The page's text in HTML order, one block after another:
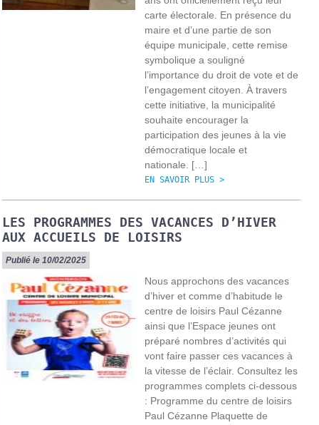
carte électorale. En présence du
maire et d’une partie de son
équipe municipale, cette remise
symbolique a souligné
l’importance du droit de vote et de
l’engagement citoyen. À travers
cette initiative, la municipalité
souhaite encourager la
participation des jeunes à la vie
démocratique locale et
nationale. […]
EN SAVOIR PLUS >
LES PROGRAMMES DES VACANCES D’HIVER
AUX ACCUEILS DE LOISIRS
Publié le 10/02/2025
Nous approchons des vacances
d’hiver et comme d’habitude le
centre de loisirs Paul Cézanne
ainsi que l’Espace jeunes ont
préparé nombres d’activités qui
vont faire passer ces vacances à
la vitesse de l’éclair. Consultez les
programmes complets ci-dessous
: Programme du centre de loisirs
Paul Cézanne Plaquette de